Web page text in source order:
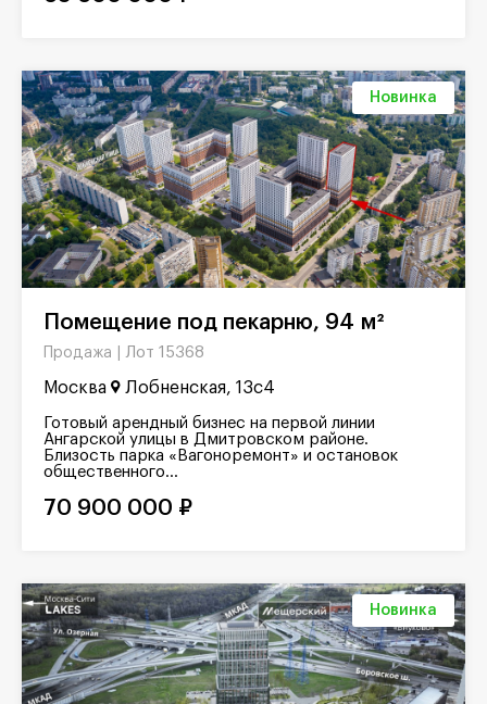
Новинка
Помещение под пекарню, 94 м²
Продажа | Лот 15368
Москва Лобненская, 13с4
Готовый арендный бизнес на первой линии
Ангарской улицы в Дмитровском районе.
Близость парка «Вагоноремонт» и остановок
общественного...
70 900 000 ₽
Новинка